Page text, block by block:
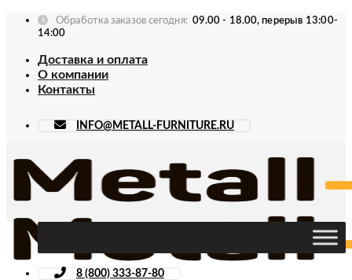
Skip
Обработка заказов сегодня: 09.00 - 18.00, перерыв 13:00-
14:00
Доставка и оплата
О компании
Контакты
INFO@METALL-FURNITURE.RU
8 (800) 333-87-80